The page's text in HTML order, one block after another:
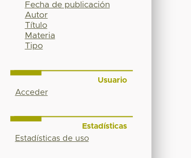
Fecha de publicación
Autor
Título
Materia
Tipo
Usuario
Acceder
Estadísticas
Estadísticas de uso